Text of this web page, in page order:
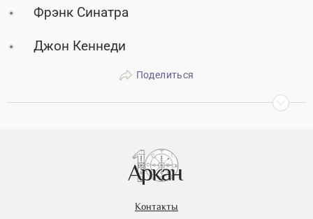
Фрэнк Синатра
Джон Кеннеди
Поделиться
Контакты